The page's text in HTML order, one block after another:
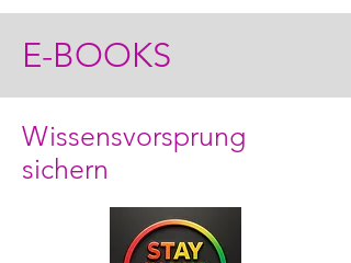
E-BOOKS
Wissensvorsprung
sichern